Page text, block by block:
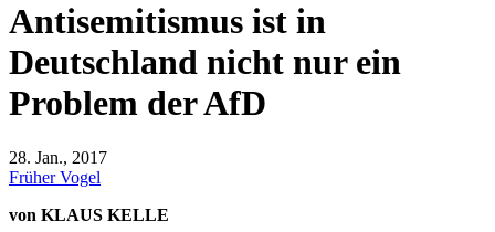
Antisemitismus ist in
Deutschland nicht nur ein
Problem der AfD
28. Jan., 2017
Früher Vogel
von KLAUS KELLE